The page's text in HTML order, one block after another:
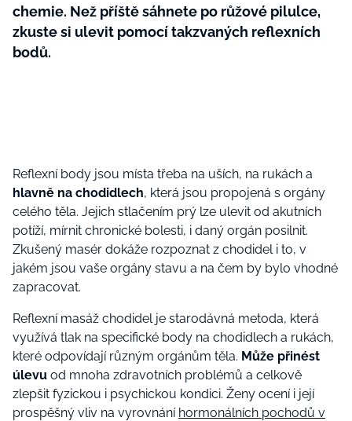
chemie. Než příště sáhnete po růžové pilulce,
zkuste si ulevit pomocí takzvaných reflexních
bodů.
Reflexní body jsou místa třeba na uších, na rukách a
hlavně na chodidlech, která jsou propojená s orgány
celého těla. Jejich stlačením prý lze ulevit od akutních
potíží, mírnit chronické bolesti, i daný orgán posilnit.
Zkušený masér dokáže rozpoznat z chodidel i to, v
jakém jsou vaše orgány stavu a na čem by bylo vhodné
zapracovat.
Reflexní masáž chodidel je starodávná metoda, která
využívá tlak na specifické body na chodidlech a rukách,
které odpovídají různým orgánům těla. Může přinést
úlevu od mnoha zdravotních problémů a celkově
zlepšit fyzickou i psychickou kondici. Ženy ocení i její
prospěšný vliv na vyrovnání hormonálních pochodů v